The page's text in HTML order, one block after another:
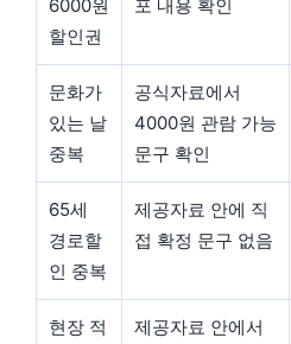
6000원
할인권
포 내용 확인
문화가
있는 날
중복
공식자료에서
4000원 관람 가능
문구 확인
65세
경로할
인 중복
제공자료 안에 직
접 확정 문구 없음
현장 적
제공자료 안에서